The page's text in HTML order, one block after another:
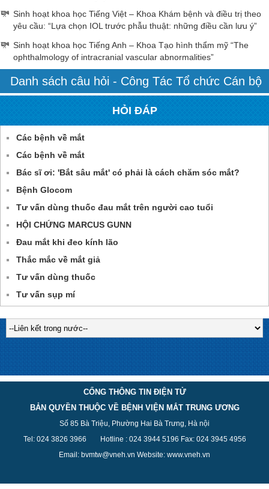
Sinh hoạt khoa học Tiếng Việt – Khoa Khám bệnh và điều trị theo
yêu cầu: “Lựa chọn IOL trước phẫu thuật: những điều cần lưu ý”
Sinh hoạt khoa học Tiếng Anh – Khoa Tạo hình thẩm mỹ “The
ophthalmology of intracranial vascular abnormalities”
Danh sách câu hỏi - Công Tác Tổ chức Cán bộ
HỎI ĐÁP
Các bệnh về mắt
Các bệnh về mắt
Bác sĩ ơi: 'Bắt sâu mắt' có phải là cách chăm sóc mắt?
Bệnh Glocom
Tư vấn dùng thuốc đau mắt trên người cao tuổi
HỘI CHỨNG MARCUS GUNN
Đau mắt khi đeo kính lão
Thắc mắc về mắt giả
Tư vấn dùng thuốc
Tư vấn sụp mí
CỔNG THÔNG TIN ĐIỆN TỬ
BẢN QUYỀN THUỘC VỀ BỆNH VIỆN MẮT TRUNG ƯƠNG
Số 85 Bà Triệu, Phường Hai Bà Trưng, Hà nội
Tel: 024 3826 3966 Hotline : 024 3944 5196 Fax: 024 3945 4956
Email: bvmtw@vneh.vn Website: www.vneh.vn